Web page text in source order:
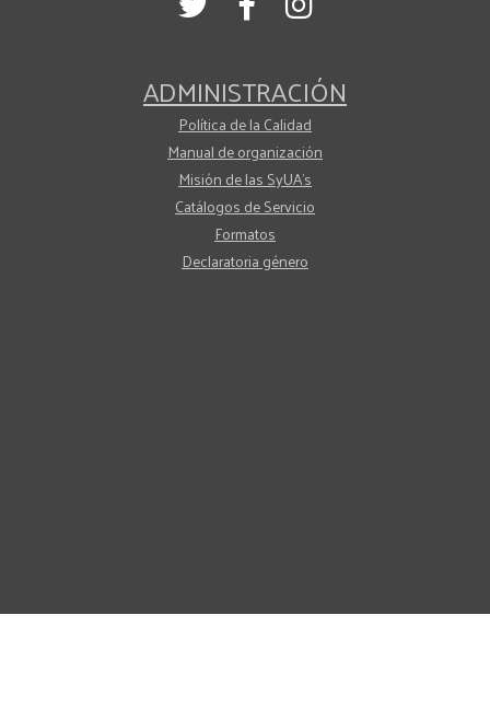
ADMINISTRACIÓN
Política de la Calidad
Manual de organización
Misión de las SyUA's
Catálogos de Servicio
Formatos
Declaratoria género